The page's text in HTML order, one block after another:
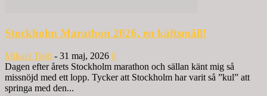
Stockholm Marathon 2026, en käftsmäll!
Mikael Tisjö - 31 maj, 2026 0
Dagen efter årets Stockholm marathon och sällan känt mig så
missnöjd med ett lopp. Tycker att Stockholm har varit så ”kul” att
springa med den...